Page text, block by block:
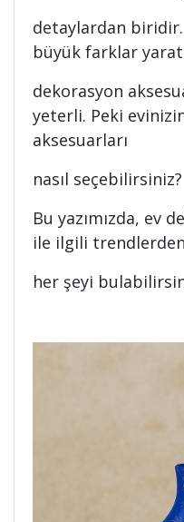
detaylardan
büyük farklar
dekorasyon
yeterli. Peki
aksesuarları
nasıl seçebilirsiniz?
Bu yazımızda, ev
ile ilgili
her şeyi